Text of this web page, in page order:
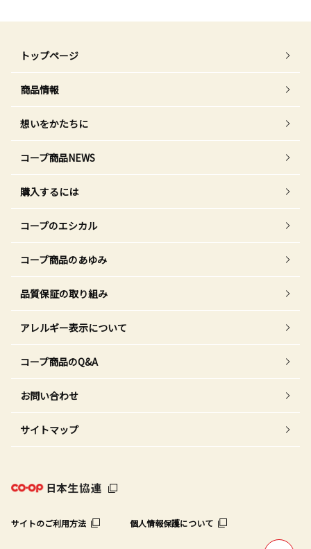
トップページ
商品情報
想いをかたちに
コープ商品NEWS
購入するには
コープのエシカル
コープ商品のあゆみ
品質保証の取り組み
アレルギー表示について
コープ商品のQ&A
お問い合わせ
サイトマップ
サイトのご利用方法 個人情報保護について